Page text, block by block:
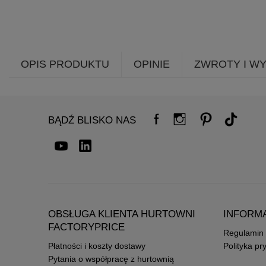
OPIS PRODUKTU OPINIE ZWROTY I
BĄDŹ BLISKO NAS
OBSŁUGA KLIENTA HURTOWNI
FACTORYPRICE
Płatności i koszty dostawy
Pytania o współpracę z hurtownią
Regulamin
Polityka